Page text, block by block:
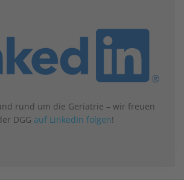
rund um die Geriatrie – wir freuen
DGG auf LinkedIn folgen!